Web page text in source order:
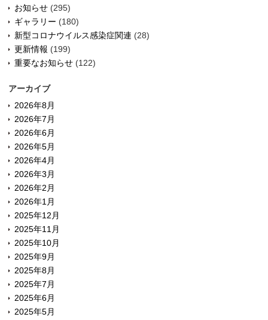
お知らせ (295)
ギャラリー (180)
新型コロナウイルス感染症関連 (28)
更新情報 (199)
重要なお知らせ (122)
アーカイブ
2026年8月
2026年7月
2026年6月
2026年5月
2026年4月
2026年3月
2026年2月
2026年1月
2025年12月
2025年11月
2025年10月
2025年9月
2025年8月
2025年7月
2025年6月
2025年5月